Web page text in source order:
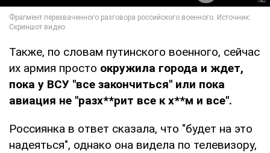
Также, по словам путинского военного, сейчас
их армия просто окружила города и ждет,
пока у ВСУ "все закончиться" или пока
авиация не "разх**рит все к х**м и все".
Россиянка в ответ сказала, что "будет на это
надеяться", однако она видела по телевизору,